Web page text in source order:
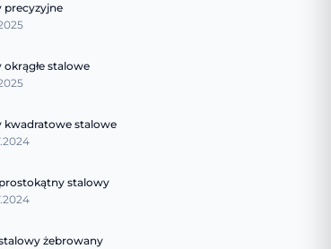
precyzyjne
okrągłe stalowe
kwadratowe stalowe
stalowy
żebrowany